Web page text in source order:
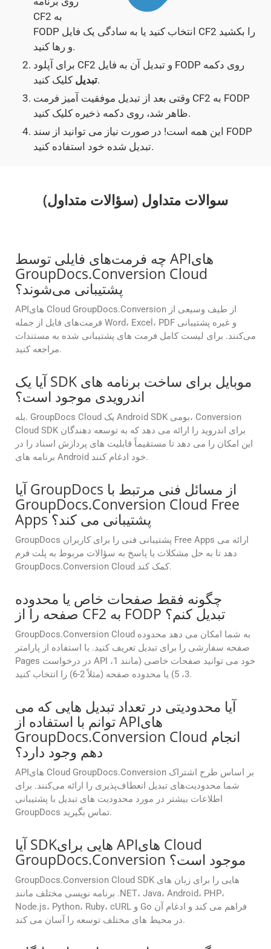
CF2 به
FODP انتخاب کنید یا به سادگی یک فایل CF2 را بکشید
و رها کنید.
برای آپلود CF2 و تبدیل آن به فایل FODP روی دکمه
تبدیلکلیک کنید.
وقتی بعد از تبدیل موفقیت آمیز فرمت CF2 به FODP
ظاهر شد، روی دکمه ذخیره کلیک کنید.
این همه است! در صورت نیاز می توانید از سند FODP
تبدیل شده خود استفاده کنید.
سوالات متداول (سؤالات متداول)
چه فرمت‌های فایلی توسط APIهای
GroupDocs.Conversion Cloud
پشتیبانی می‌شوند؟
APIهای Cloud GroupDocs.Conversion از طیف وسیعی از
فرمت‌های فایل از جمله Word، Excel، PDF و غیره پشتیبانی
می‌کنند. برای لیست کامل فرمت های پشتیبانی شده به مستندات
مراجعه کنید.
آیا یک SDK موبایل برای ساخت برنامه های
اندرویدی موجود است؟
بله. GroupDocs Cloud یک Android SDK بومی، Conversion
Cloud SDK برای اندروید را ارائه می دهد که به توسعه دهندگان
این امکان را می دهد تا مستقیماً قابلیت های پردازش اسناد را در
برنامه های Android خود ادغام کنند.
آیا GroupDocs از مسائل فنی مرتبط با
GroupDocs.Conversion Cloud Free
Apps پشتیبانی می کند؟
GroupDocs پشتیبانی فنی را برای کاربران Free Apps ارائه می
دهد تا به حل مشکلات یا پاسخ به سؤالات مربوط به پلت فرم
GroupDocs.Conversion Cloud کمک کند.
چگونه فقط صفحات خاص یا محدوده
صفحه را از CF2 به FODP تبدیل کنم؟
GroupDocs.Conversion Cloud به شما امکان می دهد محدوده
صفحه سفارشی را برای تبدیل تعریف کنید. با استفاده از پارامتر
Pages در درخواست API خود می توانید صفحات خاصی (مانند 1،
3، 5) یا محدوده صفحه (مثلاً 2-6) را انتخاب کنید.
آیا محدودیتی در تعداد تبدیل هایی که می
توانم با استفاده از APIهای
GroupDocs.Conversion Cloud انجام
دهم وجود دارد؟
APIهای Cloud GroupDocs.Conversion بر اساس طرح اشتراک
شما محدودیت‌های تبدیل انعطاف‌پذیری را ارائه می‌کنند. برای
اطلاعات بیشتر در مورد محدودیت های تبدیل با پشتیبانی
GroupDocs تماس بگیرید.
آیا SDKهایی برای APIهای Cloud
GroupDocs.Conversion موجود است؟
GroupDocs.Conversion Cloud SDK هایی را برای زبان های
برنامه نویسی مختلف مانند .NET، Java، Android، PHP،
Node.js، Python، Ruby، cURL و Go فراهم می کند و ادغام آن
در محیط های مختلف توسعه را آسان می کند.